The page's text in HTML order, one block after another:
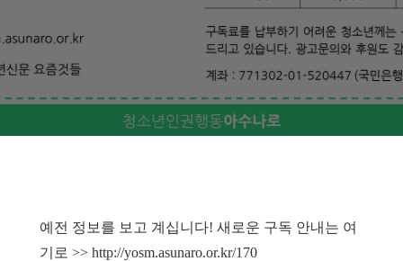
예전 정보를 보고 계십니다! 새로운 구독 안내는 여
기로 >> http://yosm.asunaro.or.kr/170